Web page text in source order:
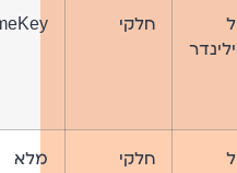
חלקי
חלקי מלא